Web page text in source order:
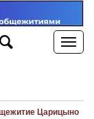
Царицыно